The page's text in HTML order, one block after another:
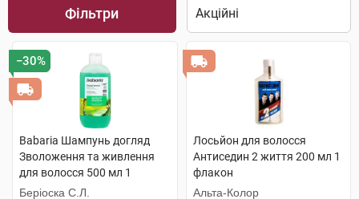
Фільтри
−30%
Babaria Шампунь догляд
Зволоження та живлення
для волосся 500 мл 1
флакон
Беріоска С.Л.
Лосьйон для волосся
Антиседин 2 життя 200 мл 1
флакон
Альта-Колор